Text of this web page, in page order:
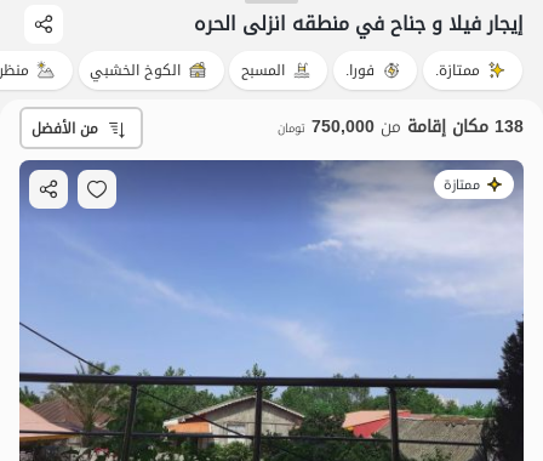
إيجار فيلا و جناح في منطقه انزلی الحره
ممتازة. فورا. المسبح الكوخ الخشبي
138 مكان إقامة من 750,000 تومان من الأفضل
ممتازة